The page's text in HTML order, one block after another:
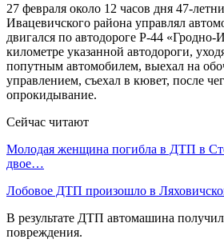
27 февраля около 12 часов дня 47-
Ивацевичского района управлял
двигался по автодороге Р-44
километре указанной автодороги,
попутным автомобилем, выехал на
управлением, съехал в кювет, после
опрокидывание.
Сейчас читают
Молодая женщина погибла в ДТП в
двое…
Лобовое ДТП произошло в
В результате ДТП автомашина
повреждения.